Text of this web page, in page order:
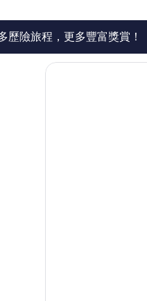
歷險旅程，更多豐富獎賞！